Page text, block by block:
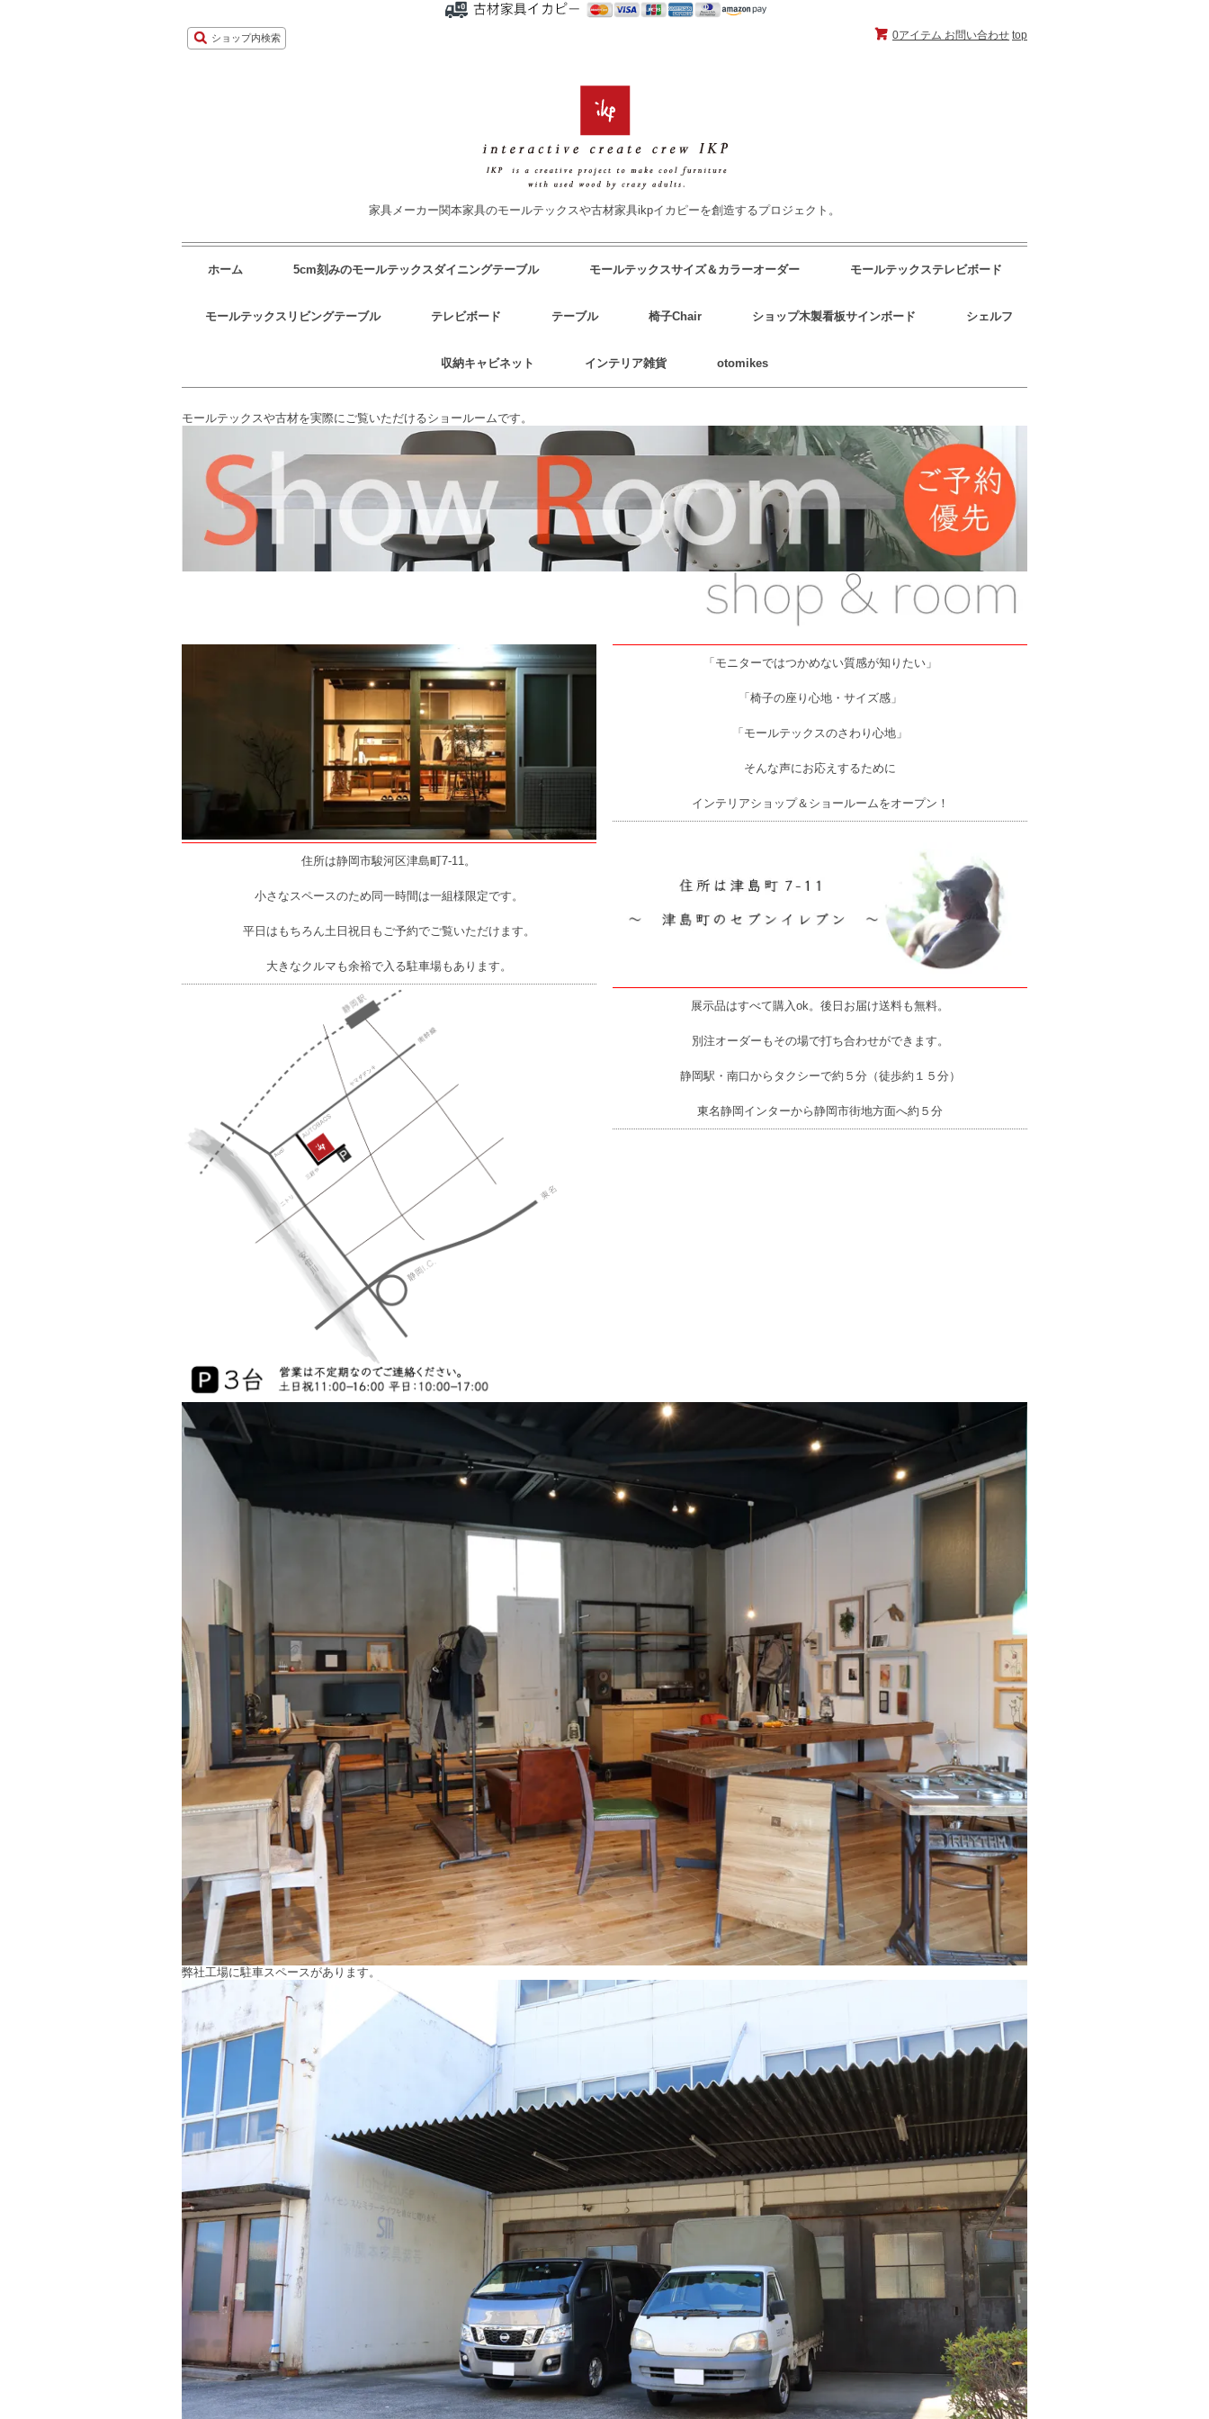
0アイテム お問い合わせ top
ショップ内検索
家具メーカー関本家具のモールテックスや古材家具ikpイカピーを創造するプロジェクト。
ホーム 5cm刻みのモールテックスダイニングテーブル モールテックスサイズ＆カラーオーダー モールテックステレビボード
モールテックスリビングテーブル テレビボード テーブル 椅子Chair ショップ木製看板サインボード シェルフ
収納キャビネット インテリア雑貨 otomikes
モールテックスや古材を実際にご覧いただけるショールームです。
「モニターではつかめない質感が知りたい」
「椅子の座り心地・サイズ感」
「モールテックスのさわり心地」
そんな声にお応えするために
インテリアショップ＆ショールームをオープン！
住所は静岡市駿河区津島町7-11。
小さなスペースのため同一時間は一組様限定です。
平日はもちろん土日祝日もご予約でご覧いただけます。
大きなクルマも余裕で入る駐車場もあります。
展示品はすべて購入ok。後日お届け送料も無料。
別注オーダーもその場で打ち合わせができます。
静岡駅・南口からタクシーで約５分（徒歩約１５分）
東名静岡インターから静岡市街地方面へ約５分
弊社工場に駐車スペースがあります。